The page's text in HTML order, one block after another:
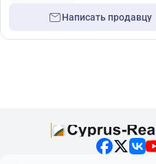
Написать продавцу